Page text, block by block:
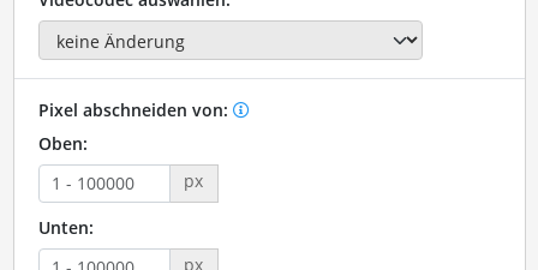
Pixel abschneiden von:
Oben:
px
Unten:
px